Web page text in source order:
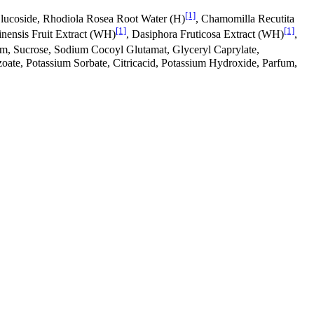
Rhodiola Rosea Root Water (H)[1], Chamomilla Recutita
Fruit Extract (WH)[1], Dasiphora Fruticosa Extract (WH)[1],
Sucrose, Sodium Cocoyl Glutamat, Glyceryl Caprylate,
Potassium Sorbate, Citricacid, Potassium Hydroxide, Parfum,